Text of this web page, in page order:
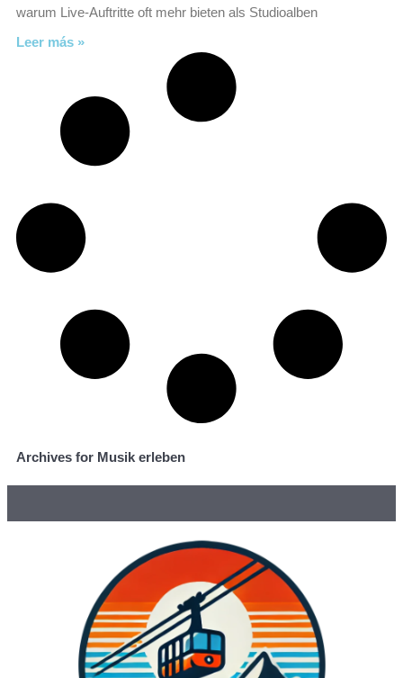
warum Live-Auftritte oft mehr bieten als Studioalben
Leer más »
Archives for Musik erleben